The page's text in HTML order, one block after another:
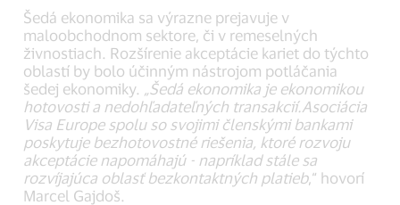
Šedá ekonomika sa výrazne prejavuje v
maloobchodnom sektore, či v remeselných
živnostiach. Rozšírenie akceptácie kariet do týchto
oblastí by bolo účinným nástrojom potláčania
šedej ekonomiky.
„Šedá ekonomika je ekonomikou
hotovosti a nedohľadateľných transakcií. Asociácia
Visa Europe spolu so svojimi členskými bankami
poskytuje bezhotovostné riešenia, ktoré rozvoju
akceptácie napomáhajú - napríklad stále sa
rozvíjajúca oblasť bezkontaktných platieb,“ hovorí
Marcel Gajdoš.